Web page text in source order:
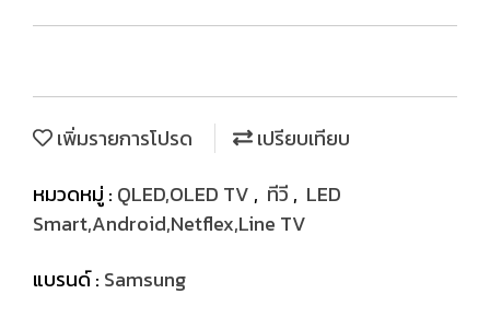
เพิ่มรายการโปรด
เปรียบเทียบ
หมวดหมู่ : QLED,OLED TV , ทีวี , LED
Smart,Android,Netflex,Line TV
แบรนด์ : Samsung